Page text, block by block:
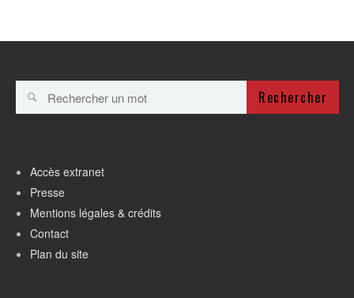
Rechercher
Accès extranet
Presse
Mentions légales & crédits
Contact
Plan du site